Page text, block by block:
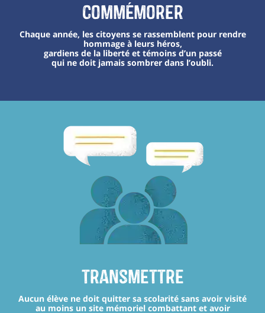
Commémorer
Chaque année, les citoyens se rassemblent pour rendre
hommage à leurs héros,
gardiens de la liberté et témoins d’un passé
qui ne doit jamais sombrer dans l’oubli.
transmettre
Aucun élève ne doit quitter sa scolarité sans avoir visité
au moins un site mémoriel combattant et avoir